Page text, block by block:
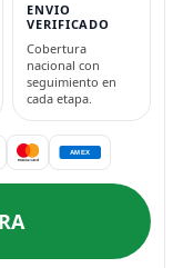
ENVIO
VERIFICADO
Cobertura
nacional con
seguimiento en
cada etapa.